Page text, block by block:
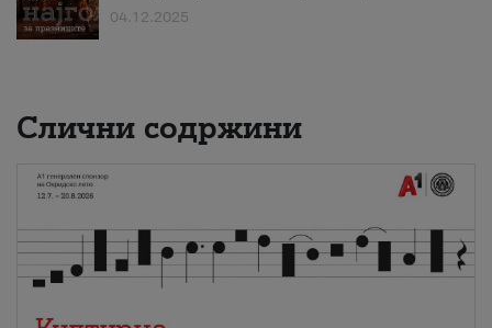
04.12.2025
Слични содржини